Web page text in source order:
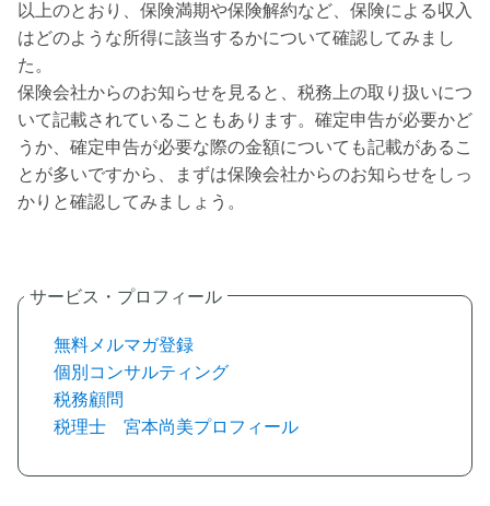
以上のとおり、保険満期や保険解約など、保険による収入
はどのような所得に該当するかについて確認してみまし
た。
保険会社からのお知らせを見ると、税務上の取り扱いにつ
いて記載されていることもあります。確定申告が必要かど
うか、確定申告が必要な際の金額についても記載があるこ
とが多いですから、まずは保険会社からのお知らせをしっ
かりと確認してみましょう。
無料メルマガ登録
個別コンサルティング
税務顧問
税理士 宮本尚美プロフィール